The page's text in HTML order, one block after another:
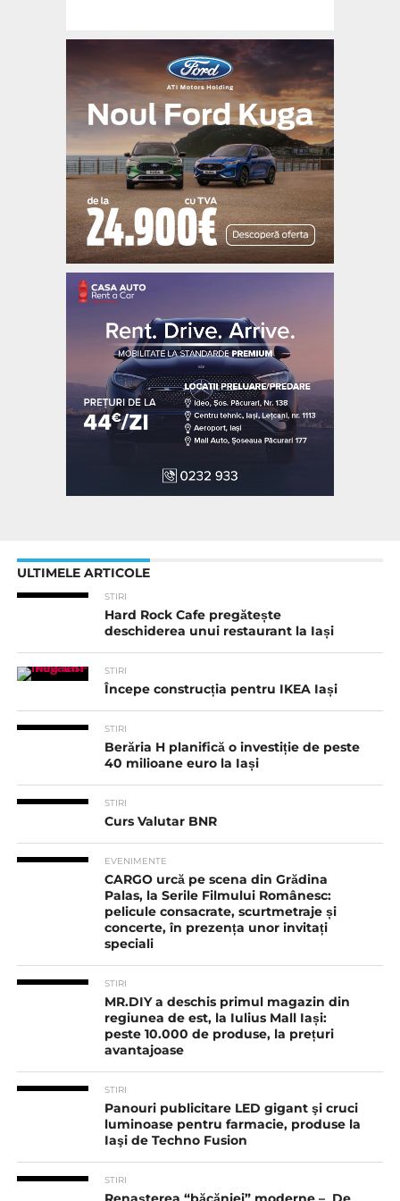
ULTIMELE ARTICOLE
STIRI
Hard Rock Cafe pregătește
deschiderea unui restaurant la Iași
STIRI
Începe construcția pentru IKEA Iași
STIRI
Berăria H planifică o investiție de peste
40 milioane euro la Iași
STIRI
Curs Valutar BNR
EVENIMENTE
CARGO urcă pe scena din Grădina
Palas, la Serile Filmului Românesc:
pelicule consacrate, scurtmetraje și
concerte, în prezența unor invitați
speciali
STIRI
MR.DIY a deschis primul magazin din
regiunea de est, la Iulius Mall Iași:
peste 10.000 de produse, la prețuri
avantajoase
STIRI
Panouri publicitare LED gigant şi cruci
luminoase pentru farmacie, produse la
Iaşi de Techno Fusion
STIRI